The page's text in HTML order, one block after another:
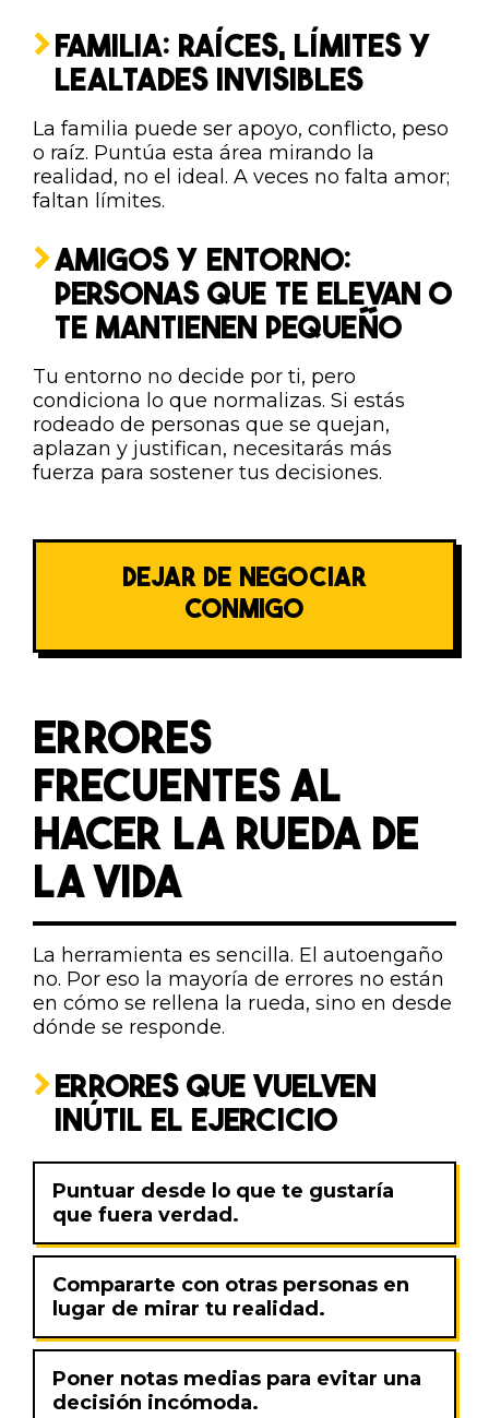
FAMILIA: RAÍCES, LÍMITES Y
LEALTADES INVISIBLES
La familia puede ser apoyo, conflicto, peso
o raíz. Puntúa esta área mirando la
realidad, no el ideal. A veces no falta amor;
faltan límites.
AMIGOS Y ENTORNO:
PERSONAS QUE TE ELEVAN O
TE MANTIENEN PEQUEÑO
Tu entorno no decide por ti, pero
condiciona lo que normalizas. Si estás
rodeado de personas que se quejan,
aplazan y justifican, necesitarás más
fuerza para sostener tus decisiones.
DEJAR DE NEGOCIAR
CONMIGO
ERRORES
FRECUENTES AL
HACER LA RUEDA DE
LA VIDA
La herramienta es sencilla. El autoengaño
no. Por eso la mayoría de errores no están
en cómo se rellena la rueda, sino en desde
dónde se responde.
ERRORES QUE VUELVEN
INÚTIL EL EJERCICIO
Puntuar desde lo que te gustaría
que fuera verdad.
Compararte con otras personas en
lugar de mirar tu realidad.
Poner notas medias para evitar una
decisión incómoda.